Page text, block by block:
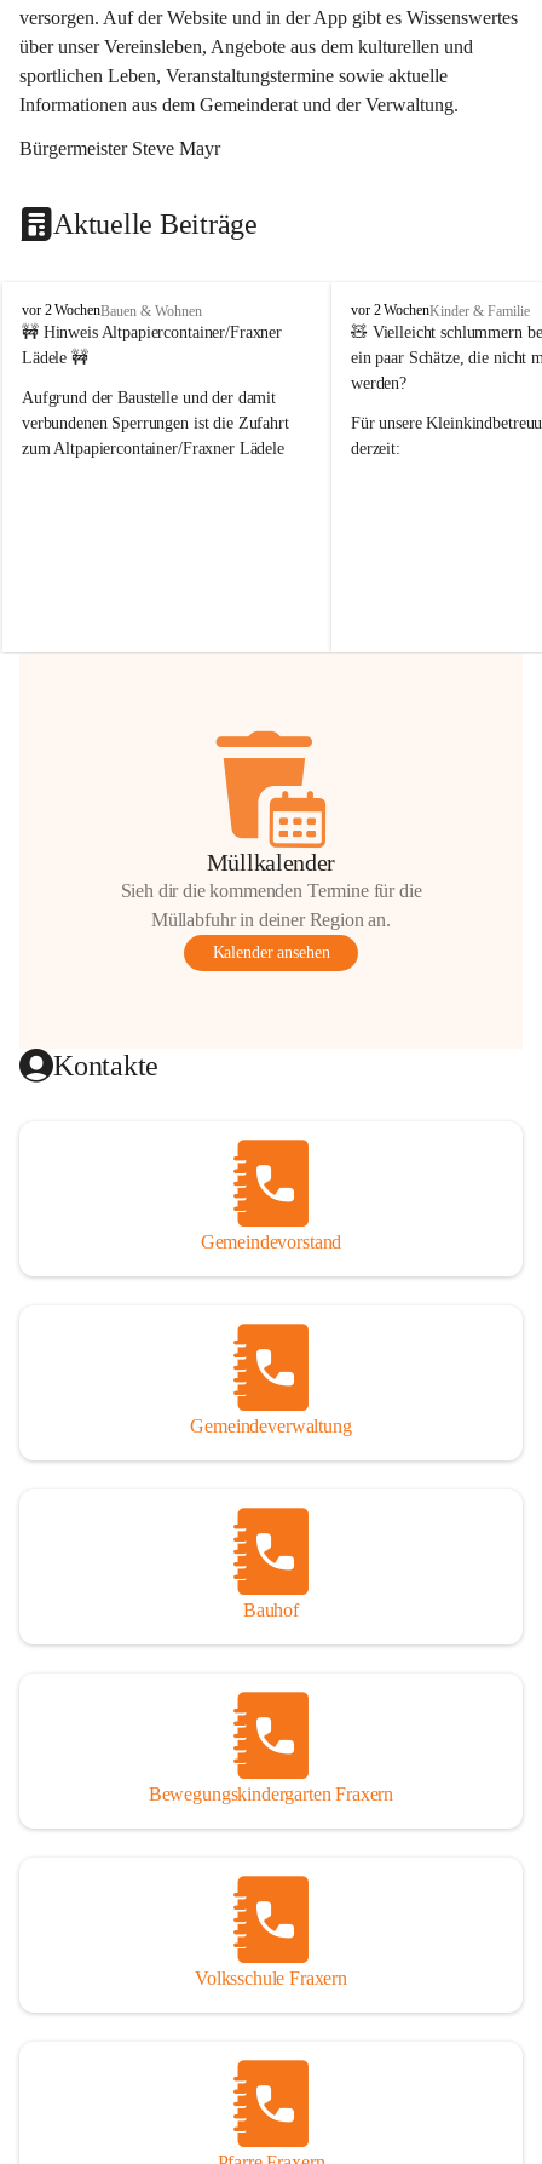
versorgen. Auf der Website und in der App gibt es Wissenswertes
über unser Vereinsleben, Angebote aus dem kulturellen und
sportlichen Leben, Veranstaltungstermine sowie aktuelle
Informationen aus dem Gemeinderat und der Verwaltung.
Bürgermeister Steve Mayr
Aktuelle Beiträge
F
r
a
e
r
n
vor 2 WochenBauen & Wohnen
🚧 Hinweis Altpapiercontainer/Fraxner
Lädele 🚧
Aufgrund der Baustelle und der damit
verbundenen Sperrungen ist die Zufahrt
zum Altpapiercontainer/Fraxner Lädele
Hilfsbereitschaft!
F
r
a
x
r
n
vor 2 WochenKinder & Familie
🧸 Vielleicht schlummern
ein paar Schätze, die nicht
werden?
Für unsere
derzeit:
Müllkalender
Sieh dir die kommenden Termine für die
Müllabfuhr in deiner Region an.
Kalender ansehen
Kontakte
Gemeindevorstand
Gemeindeverwaltung
Bauhof
Bewegungskindergarten Fraxern
Volksschule Fraxern